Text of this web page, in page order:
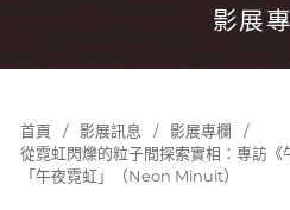
影展
首頁 影展訊息
影展專欄
從霓虹閃爍的粒子間探索實相：專訪《
「午夜霓虹」（Neon Minuit）